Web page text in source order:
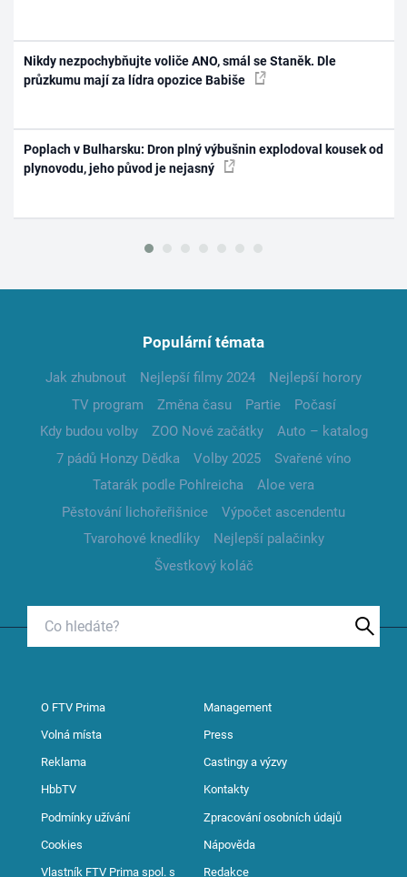
Nikdy nezpochybňujte voliče ANO, smál se Staněk. Dle
průzkumu mají za lídra opozice Babiše
Poplach v Bulharsku: Dron plný výbušnin explodoval kousek od
plynovodu, jeho původ je nejasný
Populární témata
Jak zhubnout Nejlepší filmy 2024
Nejlepší horory
TV program
Změna času Partie
Počasí
Kdy budou volby
ZOO Nové začátky
Auto – katalog
7 pádů Honzy Dědka
Volby 2025
Svařené víno
Tatarák podle Pohlreicha
Aloe vera
Pěstování lichořeřišnice
Výpočet ascendentu
Tvarohové knedlíky
Nejlepší palačinky
Švestkový koláč
O FTV Prima Management
Volná místa Press
Reklama Castingy a výzvy
HbbTV Kontakty
Podmínky užívání Zpracování osobních údajů
Cookies Nápověda
Vlastník FTV Prima spol. s Redakce